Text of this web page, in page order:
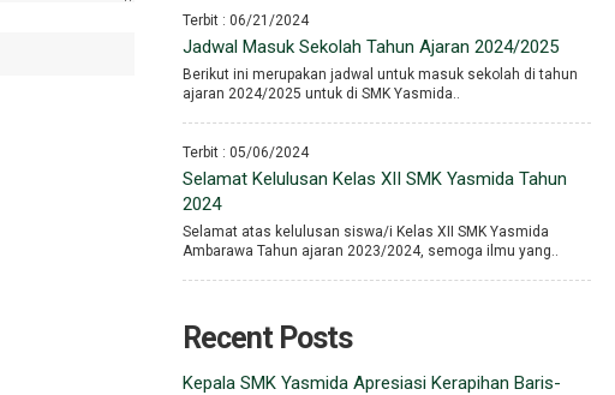
Terbit : 06/21/2024
Jadwal Masuk Sekolah Tahun Ajaran 2024/2025
Berikut ini merupakan jadwal untuk masuk sekolah di tahun
ajaran 2024/2025 untuk di SMK Yasmida..
Terbit : 05/06/2024
Selamat Kelulusan Kelas XII SMK Yasmida Tahun
2024
Selamat atas kelulusan siswa/i Kelas XII SMK Yasmida
Ambarawa Tahun ajaran 2023/2024, semoga ilmu yang..
Recent Posts
Kepala SMK Yasmida Apresiasi Kerapihan Baris-